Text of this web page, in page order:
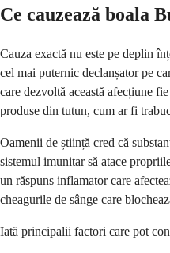
Ce cauzează boala
Cauza exactă nu este pe deplin
cel mai puternic declanșator pe
care dezvoltă această afecțiune
produse din tutun, cum ar fi
Oamenii de știință cred că
sistemul imunitar să atace
un răspuns inflamator care
cheagurile de sânge care
Iată principalii factori care pot